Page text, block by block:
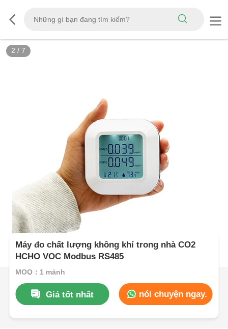
2 / 7
Máy đo chất lượng không khí trong nhà CO2
HCHO VOC Modbus RS485
MOQ：1 mảnh
Giá tốt nhất nói chuyện ngay.